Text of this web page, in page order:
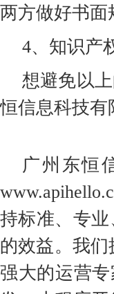
两方做好书面
4、知识产
想避免以
恒信息科技有
广州东恒
持标准、专
的效益。我
强大的运营